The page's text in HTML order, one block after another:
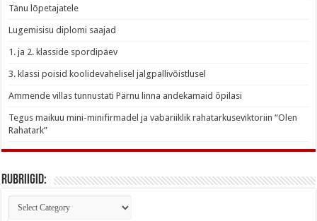
Tänu lõpetajatele
Lugemisisu diplomi saajad
1. ja 2. klasside spordipäev
3. klassi poisid koolidevahelisel jalgpallivõistlusel
Ammende villas tunnustati Pärnu linna andekamaid õpilasi
Tegus maikuu mini-minifirmadel ja vabariiklik rahatarkuseviktoriin “Olen
Rahatark”
Rubriigid:
Rubriigid: